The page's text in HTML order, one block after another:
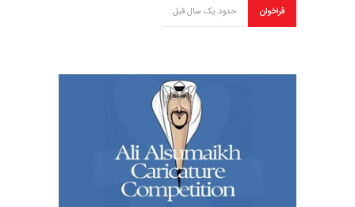
فراخوان حدود یک سال قبل